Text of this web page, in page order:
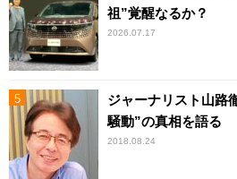
祖”覚醒なるか？
2026.07.17
ジャーナリスト山路
騒動”の真相を語る
2018.08.24